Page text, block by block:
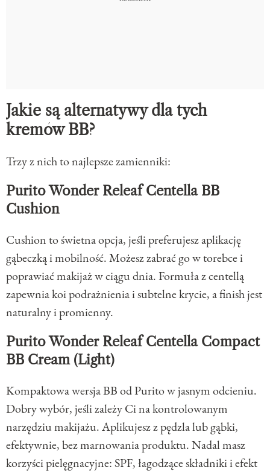
Jakie są alternatywy dla tych
kremów BB?
Trzy z nich to najlepsze zamienniki:
Purito Wonder Releaf Centella BB
Cushion
Cushion to świetna opcja, jeśli preferujesz aplikację
gąbeczką i mobilność. Możesz zabrać go w torebce i
poprawiać makijaż w ciągu dnia. Formuła z centellą
zapewnia koi podrażnienia i subtelne krycie, a finish jest
naturalny i promienny.
Purito Wonder Releaf Centella Compact
BB Cream (Light)
Kompaktowa wersja BB od Purito w jasnym odcieniu.
Dobry wybór, jeśli zależy Ci na kontrolowanym
narzędziu makijażu. Aplikujesz z pędzla lub gąbki,
efektywnie, bez marnowania produktu. Nadal masz
korzyści pielęgnacyjne: SPF, łagodzące składniki i efekt